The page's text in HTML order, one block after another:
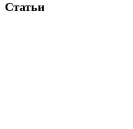
Статьи